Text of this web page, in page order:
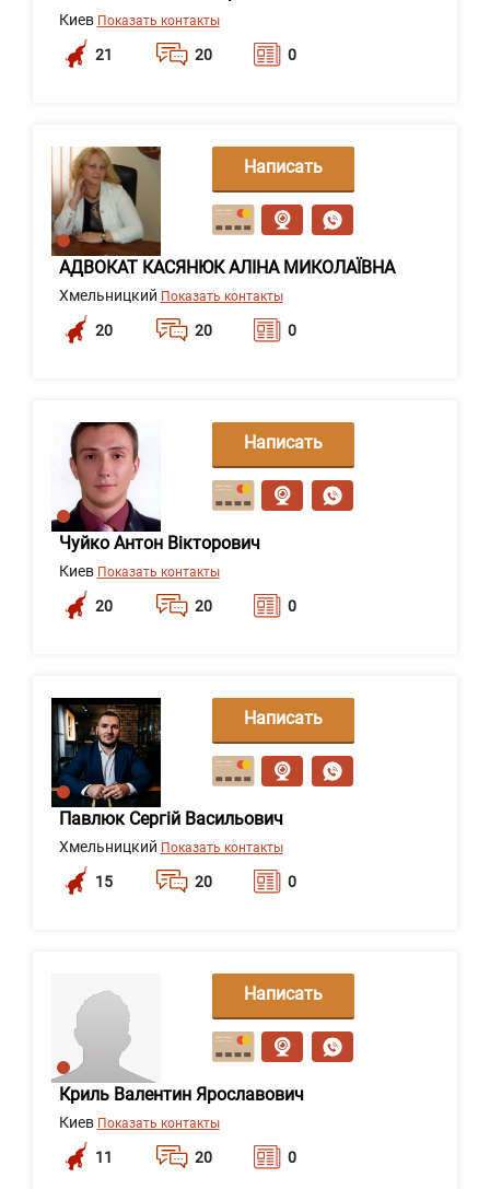
Киев Показать контакты
21 20 0
АДВОКАТ КАСЯНЮК АЛІНА МИКОЛАЇВНА
Хмельницкий Показать контакты
20 20 0
Написать
сообщение
Чуйко Антон Вікторович
Киев Показать контакты
20 20 0
Написать
сообщение
Павлюк Сергій Васильович
Хмельницкий Показать контакты
15 20 0
Написать
сообщение
Криль Валентин Ярославович
Киев Показать контакты
11 20 0
Написать
сообщение